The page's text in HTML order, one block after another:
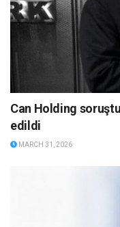
Can Holding
edildi
MARCH 31, 2026